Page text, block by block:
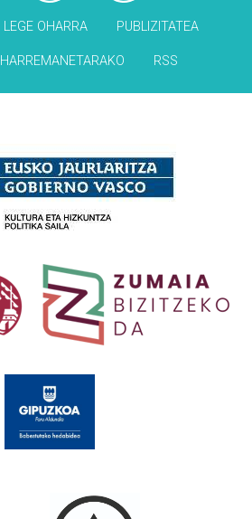
LEGE OHARRA PUBLIZITATEA
HARREMANETARAKO RSS